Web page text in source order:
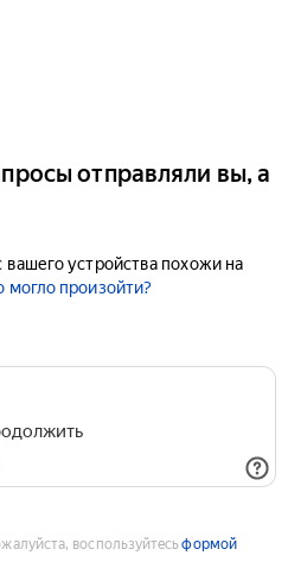
отправляли вы, а
устройства похожи на
могло произойти?
воспользуйтесьформой